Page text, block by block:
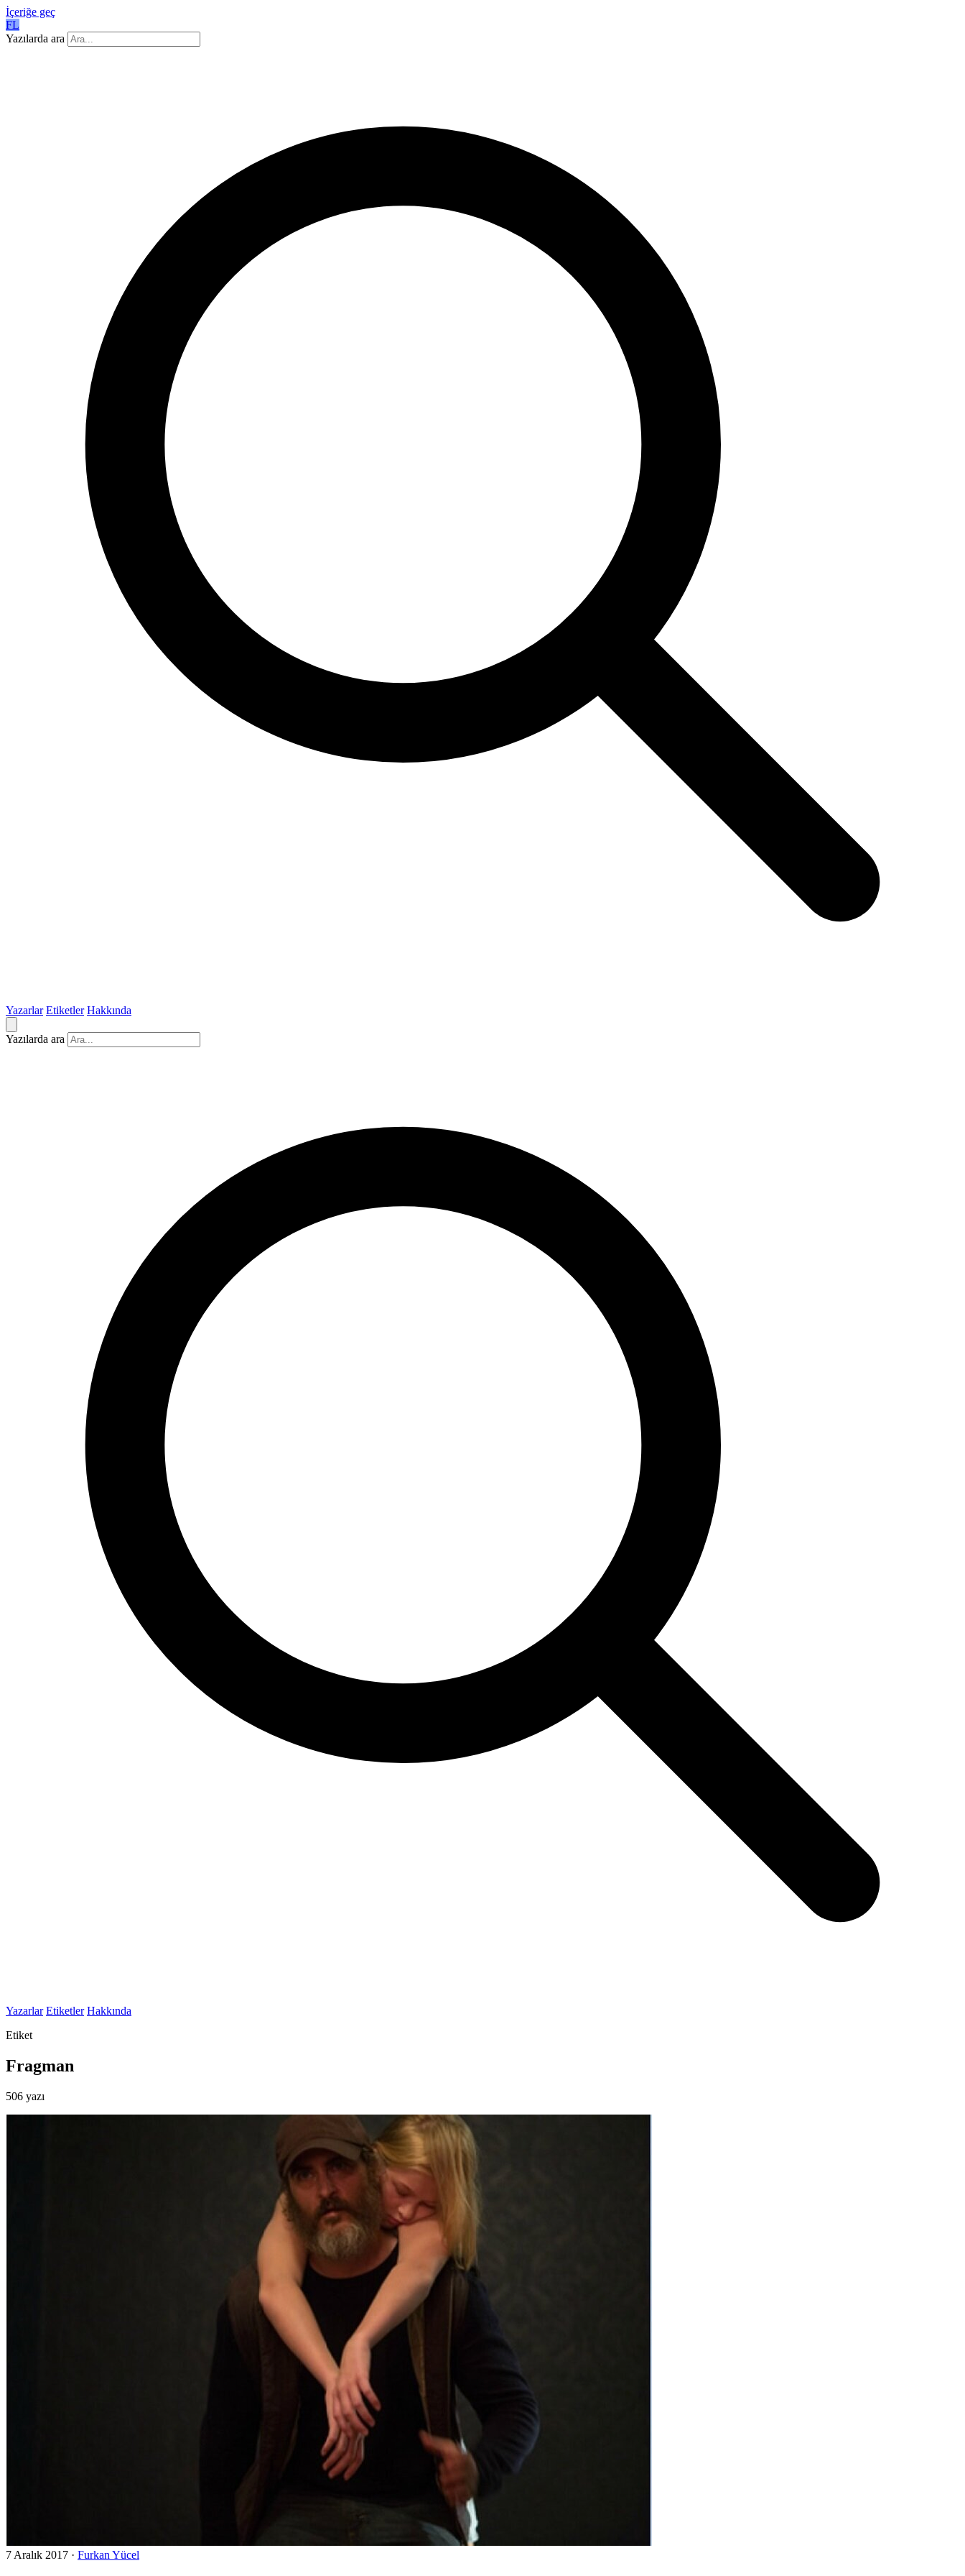
İçeriğe geç
FL
Yazılarda ara
Yazarlar Etiketler Hakkında
Yazılarda ara
Yazarlar Etiketler Hakkında
Etiket
Fragman
506 yazı
7 Aralık 2017 · Furkan Yücel